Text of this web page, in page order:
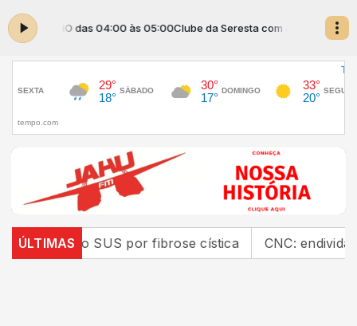
JAHUZINHO das 04:00 às 05:00Clube da Seresta com JAHUZINHO
ÚLTIMASno SUS por fibrose cística CNC: